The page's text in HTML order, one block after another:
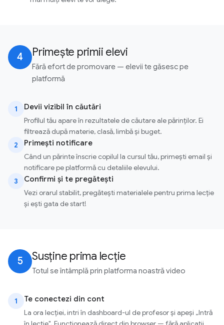
4 Primește primii elevi
Fără efort de promovare — elevii te găsesc pe
platformă
1
Devii vizibil în căutări
Profilul tău apare în rezultatele de căutare ale părinților. Ei
filtrează după materie, clasă, limbă și buget.
2
Primești notificare
Când un părinte înscrie copilul la cursul tău, primești email și
notificare pe platformă cu detaliile elevului.
3
Confirmi și te pregătești
Vezi orarul stabilit, pregătești materialele pentru prima lecție
și ești gata de start!
5 Susține prima lecție
Totul se întâmplă prin platforma noastră video
1
Te conectezi din cont
La ora lecției, intri în dashboard-ul de profesor și apeși „Intră